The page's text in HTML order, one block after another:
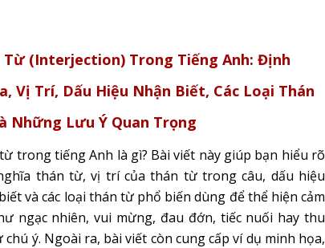
Từ (Interjection) Trong Tiếng Anh: Định
Vị Trí, Dấu Hiệu Nhận Biết, Các Loại Thán
Những Lưu Ý Quan Trọng
trong tiếng Anh là gì? Bài viết này giúp bạn hiểu rõ
thán từ, vị trí của thán từ trong câu, dấu hiệu
và các loại thán từ phổ biến dùng để thể hiện cảm
ngạc nhiên, vui mừng, đau đớn, tiếc nuối hay thu
chú ý. Ngoài ra, bài viết còn cung cấp ví dụ minh họa,